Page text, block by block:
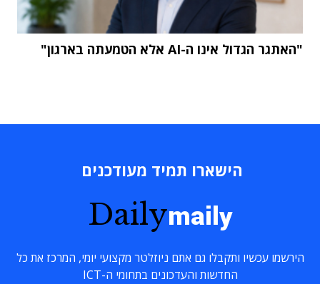
"האתגר הגדול אינו ה-AI אלא הטמעתה בארגון"
הישארו תמיד מעודכנים
Dailymaily
הירשמו עכשיו ותקבלו גם אתם ניוזלטר מקצועי יומי, המרכז את כל
החדשות והעדכונים בתחומי ה-ICT